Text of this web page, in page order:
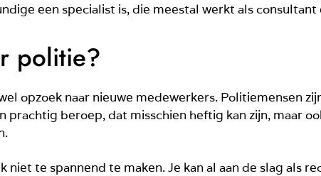
een specialist is, die meestal werkt als
politie?
opzoek naar nieuwe medewerkers. Politiemensen
prachtig beroep, dat misschien heftig kan zijn, maar
niet te spannend te maken. Je kan al aan de slag als